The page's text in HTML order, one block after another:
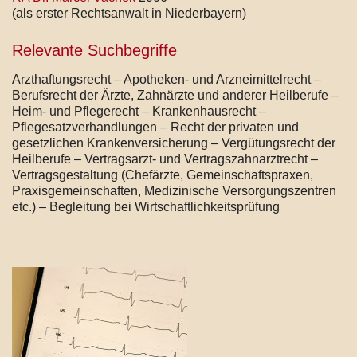
(als erster Rechtsanwalt in Niederbayern)
Relevante Suchbegriffe
Arzthaftungsrecht – Apotheken- und Arzneimittelrecht –
Berufsrecht der Ärzte, Zahnärzte und anderer Heilberufe –
Heim- und Pflegerecht – Krankenhausrecht –
Pflegesatzverhandlungen – Recht der privaten und
gesetzlichen Krankenversicherung – Vergütungsrecht der
Heilberufe – Vertragsarzt- und Vertragszahnarztrecht –
Vertragsgestaltung (Chefärzte, Gemeinschaftspraxen,
Praxisgemeinschaften, Medizinische Versorgungszentren
etc.) – Begleitung bei Wirtschaftlichkeitsprüfung